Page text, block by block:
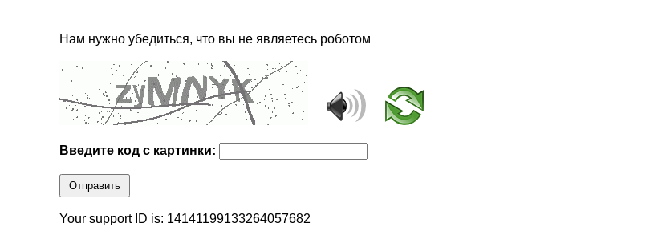
Нам нужно убедиться, что вы не являетесь роботом
Введите код с картинки:
Отправить
Your support ID is: 14141199133264057682